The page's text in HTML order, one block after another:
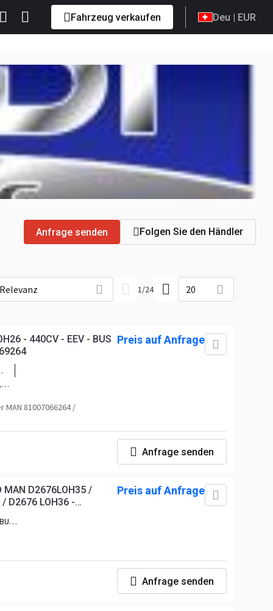
Fahrzeug verkaufen Deu | EUR
Anfrage senden Folgen Sie den Händler
Relevanz 1/24 20
- 440CV - EEV - BUS
MAN 81007066264 /
Preis auf Anfrage
Anfrage senden
MAN D2676LOH35 /
D2676 LOH36 -
/
Preis auf Anfrage
Anfrage senden